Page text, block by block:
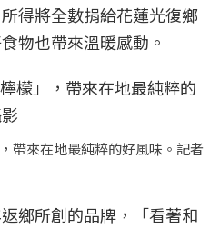
得將全數捐給花蓮光復鄉
物也帶來溫暖感動。
帶來在地最純粹的好風味。記者
鄉所創的品牌，「看著和